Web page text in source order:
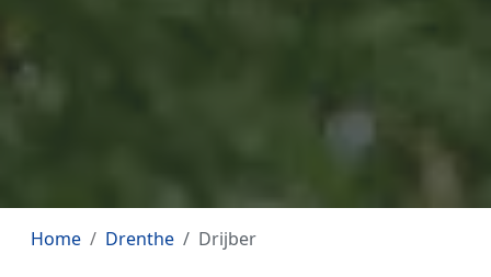
Home Drenthe Drijber